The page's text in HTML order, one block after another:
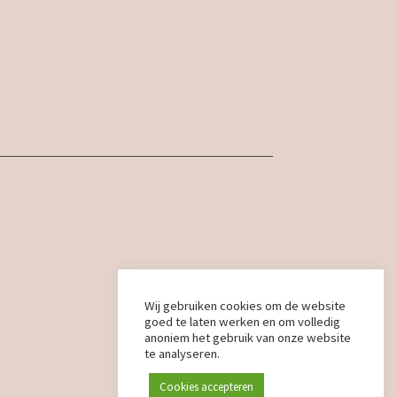
Wij gebruiken cookies om de website
goed te laten werken en om volledig
anoniem het gebruik van onze website
te analyseren.
Cookies accepteren